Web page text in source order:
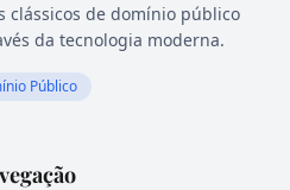
clássicos de domínio público
da tecnologia moderna.
Público